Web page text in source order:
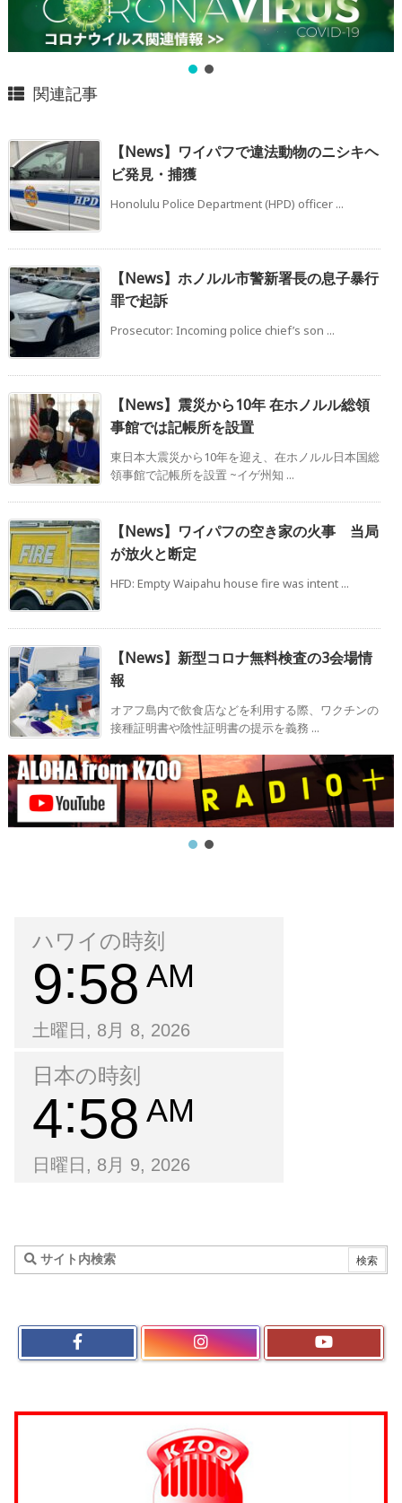
関連記事
【News】ワイパフで違法動物のニシキヘ
ビ発見・捕獲
Honolulu Police Department (HPD) officer ...
【News】ホノルル市警新署長の息子暴行
罪で起訴
Prosecutor: Incoming police chief’s son ...
【News】震災から10年 在ホノルル総領
事館では記帳所を設置
東日本大震災から10年を迎え、在ホノルル日本国総
領事館で記帳所を設置 ~イゲ州知 ...
【News】ワイパフの空き家の火事 当局
が放火と断定
HFD: Empty Waipahu house fire was intent ...
【News】新型コロナ無料検査の3会場情
報
オアフ島内で飲食店などを利用する際、ワクチンの
接種証明書や陰性証明書の提示を義務 ...
ハワイの時刻
9 58 AM
土曜日, 8月 8, 2026
日本の時刻
4 58 AM
日曜日, 8月 9, 2026